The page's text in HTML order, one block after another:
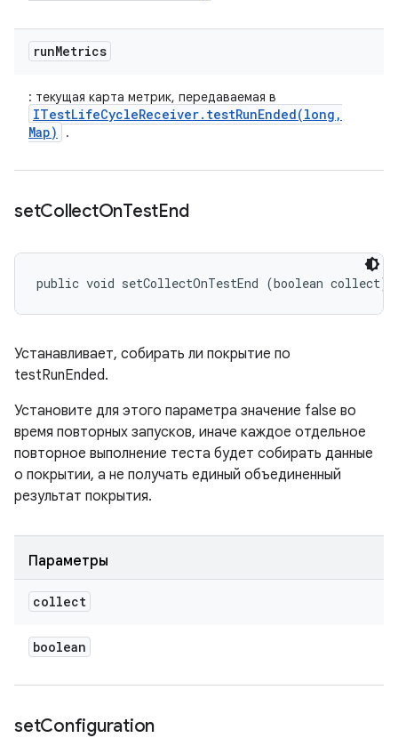
runMetrics
: текущая карта метрик, передаваемая в
ITestLifeCycleReceiver.testRunEnded(long,
Map)
.
setCollectOnTestEnd
public void setCollectOnTestEnd (boolean collect)
Устанавливает, собирать ли покрытие по
testRunEnded.
Установите для этого параметра значение false во
время повторных запусков, иначе каждое отдельное
повторное выполнение теста будет собирать данные
о покрытии, а не получать единый объединенный
результат покрытия.
Параметры
collect
boolean
setConfiguration